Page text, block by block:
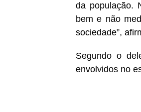
da população.
bem e não
sociedade”,
Segundo o
envolvidos no